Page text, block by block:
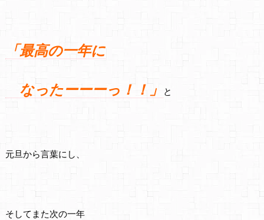
「最高の一年に
なったーーーっ！！」 と
元旦から言葉にし、
そしてまた次の一年